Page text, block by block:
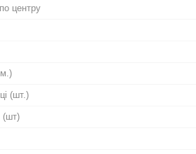
центру
(шт.)
(шт)